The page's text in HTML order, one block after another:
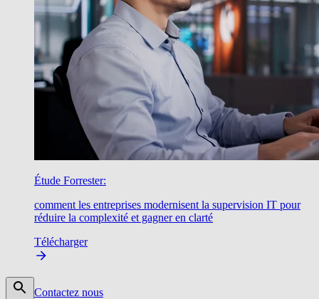
Étude Forrester:
comment les entreprises modernisent la supervision IT pour
réduire la complexité et gagner en clarté
Télécharger
Contactez nous